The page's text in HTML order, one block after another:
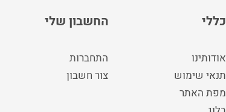
החשבון שלי
התחברות
צור חשבון
כללי
אודותינו
תנאי שימוש
מפת האתר